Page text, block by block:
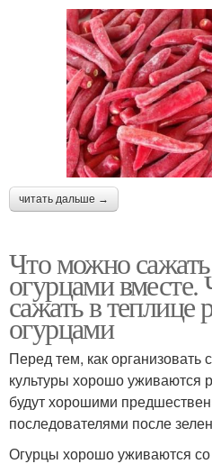
читать дальше →
Что можно
огурцами
сажать в теплице
огурцами
Перед тем, как организовать
культуры хорошо уживаются
будут хорошими
последователями после
Огурцы хорошо уживаются